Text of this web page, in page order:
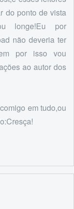
do ponto de vista
longe!Eu por
não deveria ter
por isso vou
ao autor dos
em tudo,ou